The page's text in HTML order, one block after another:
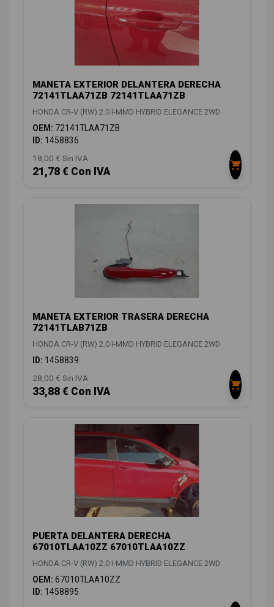
MANETA EXTERIOR DELANTERA DERECHA
72141TLAA71ZB 72141TLAA71ZB
HONDA CR-V (RW) 2.0 I-MMD HYBRID ELEGANCE 2WD
OEM: 72141TLAA71ZB
ID: 1458836
18,00 € Sin IVA
21,78 € Con IVA
MANETA EXTERIOR TRASERA DERECHA
72141TLAB71ZB
HONDA CR-V (RW) 2.0 I-MMD HYBRID ELEGANCE 2WD
ID: 1458839
28,00 € Sin IVA
33,88 € Con IVA
PUERTA DELANTERA DERECHA
67010TLAA10ZZ 67010TLAA10ZZ
HONDA CR-V (RW) 2.0 I-MMD HYBRID ELEGANCE 2WD
OEM: 67010TLAA10ZZ
ID: 1458895